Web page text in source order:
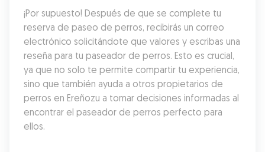
¡Por supuesto! Después de que se complete tu
reserva de paseo de perros, recibirás un correo
electrónico solicitándote que valores y escribas una
reseña para tu paseador de perros. Esto es crucial,
ya que no solo te permite compartir tu experiencia,
sino que también ayuda a otros propietarios de
perros en Ereñozu a tomar decisiones informadas al
encontrar el paseador de perros perfecto para
ellos.